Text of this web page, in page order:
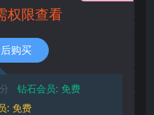
权限查看
购买
钻石会员: 免费
: 免费